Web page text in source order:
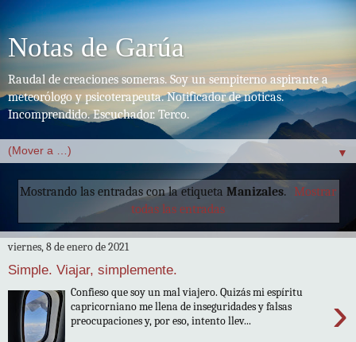
Notas de Garúa
Raudal de creaciones someras. Soy un sempiterno aspirante a
meteorólogo y psicoterapeuta. Notificador de noticas.
Incomprendido. Escuchador. Terco.
▼
Mostrando las entradas con la etiqueta Manizales. Mostrar
todas las entradas
viernes, 8 de enero de 2021
Simple. Viajar, simplemente.
›
Confieso que soy un mal viajero. Quizás mi espíritu
capricorniano me llena de inseguridades y falsas
preocupaciones y, por eso, intento llev...